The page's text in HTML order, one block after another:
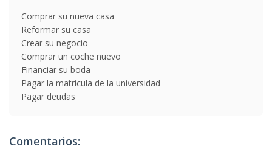
Comprar su nueva casa
Reformar su casa
Crear su negocio
Comprar un coche nuevo
Financiar su boda
Pagar la matricula de la universidad
Pagar deudas
Comentarios: